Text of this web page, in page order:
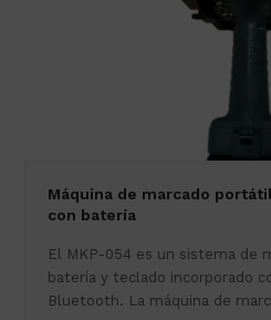
Máquina de marcado
con batería
El MKP-054 es un sistema de
batería y teclado incorporado
Bluetooth. La máquina de